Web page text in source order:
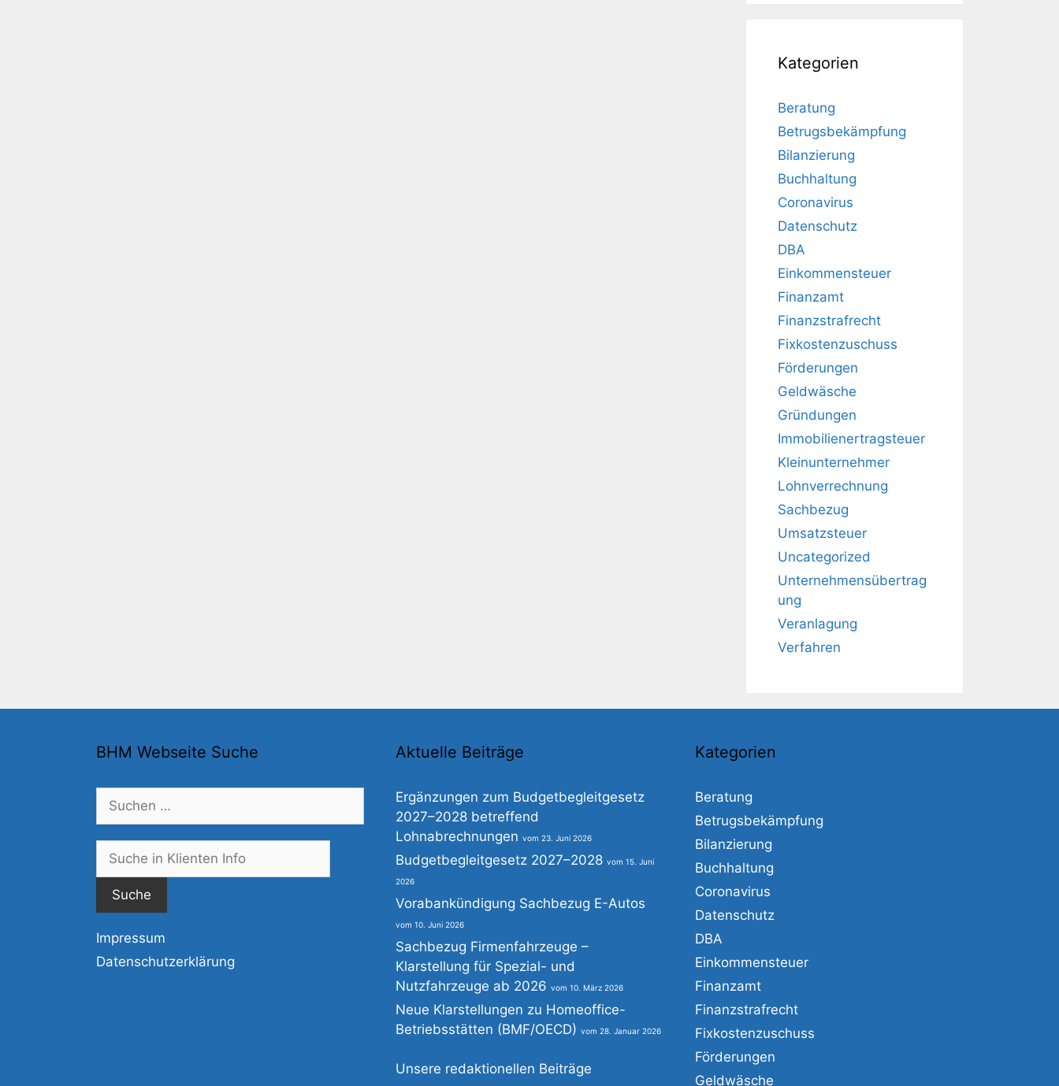
Kategorien
Beratung
Betrugsbekämpfung
Bilanzierung
Buchhaltung
Coronavirus
Datenschutz
DBA
Einkommensteuer
Finanzamt
Finanzstrafrecht
Fixkostenzuschuss
Förderungen
Geldwäsche
Gründungen
Immobilienertragsteuer
Kleinunternehmer
Lohnverrechnung
Sachbezug
Umsatzsteuer
Uncategorized
Unternehmensübertrag
ung
Veranlagung
Verfahren
BHM Webseite Suche
nach:
Impressum
Datenschutzerklärung
Aktuelle Beiträge
Ergänzungen zum Budgetbegleitgesetz
2027–2028 betreffend
Lohnabrechnungen
23. Juni 2026
Budgetbegleitgesetz 2027–2028 15. Juni
2026
Vorabankündigung Sachbezug E-Autos
10. Juni 2026
Sachbezug Firmenfahrzeuge –
Klarstellung für Spezial- und
Nutzfahrzeuge ab 2026
10. März 2026
Neue Klarstellungen zu Homeoffice-
Betriebsstätten (BMF/OECD)
28. Januar 2026
Unsere redaktionellen Beiträge
Kategorien
Beratung
Betrugsbekämpfung
Bilanzierung
Buchhaltung
Coronavirus
Datenschutz
DBA
Einkommensteuer
Finanzamt
Finanzstrafrecht
Fixkostenzuschuss
Förderungen
Geldwäsche